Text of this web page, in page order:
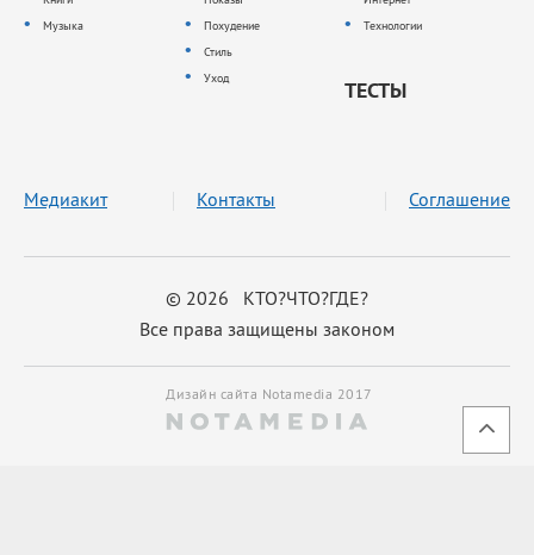
Музыка
Похудение
Стиль
Уход
Технологии
ТЕСТЫ
© 2026 КТО?ЧТО?ГДЕ?
Все права защищены законом
Медиакит Контакты Соглашение
Дизайн сайта Notamedia 2017